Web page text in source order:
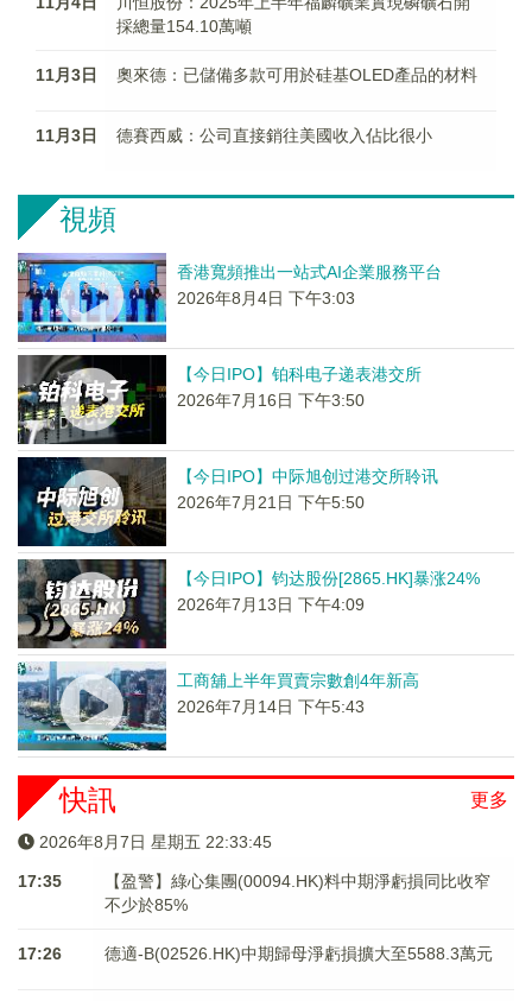
採總量154.10萬噸
11月3日 奧來德：已儲備多款可用於硅基OLED產品的材料
11月3日 德賽西威：公司直接銷往美國收入佔比很小
視頻
香港寬頻推出一站式AI企業服務平台
2026年8月4日 下午3:03
【今日IPO】铂科电子递表港交所
2026年7月16日 下午3:50
【今日IPO】中际旭创过港交所聆讯
2026年7月21日 下午5:50
【今日IPO】钧达股份[2865.HK]暴涨24%
2026年7月13日 下午4:09
工商舖上半年買賣宗數創4年新高
2026年7月14日 下午5:43
更多
快訊
2026年8月7日 星期五 22:33:45
17:35
【盈警】綠心集團(00094.HK)料中期淨虧損同比收窄
不少於85%
17:26 德適-B(02526.HK)中期歸母淨虧損擴大至5588.3萬元